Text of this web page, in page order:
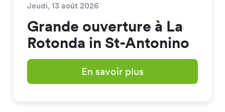
Jeudi, 13 août 2026
Grande ouverture à La
Rotonda in St-Antonino
En savoir plus